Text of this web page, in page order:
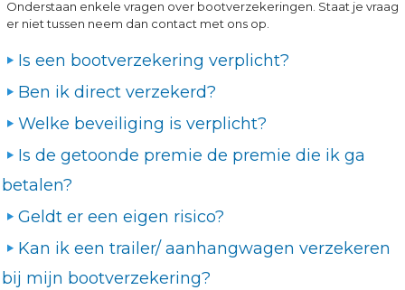
Onderstaan enkele vragen over bootverzekeringen. Staat je vraag
er niet tussen neem dan contact met ons op.
Is een bootverzekering verplicht?
Ben ik direct verzekerd?
Welke beveiliging is verplicht?
Is de getoonde premie de premie die ik ga
betalen?
Geldt er een eigen risico?
Kan ik een trailer/ aanhangwagen verzekeren
bij mijn bootverzekering?